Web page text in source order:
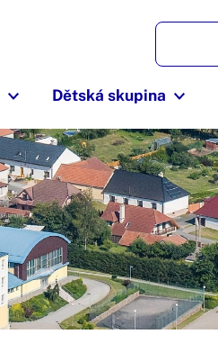
Dětská skupina